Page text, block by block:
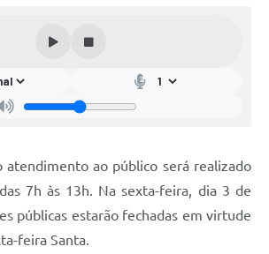
atendimento ao público será realizado
7h às 13h. Na sexta-feira, dia 3 de
públicas estarão fechadas em virtude
feira Santa.